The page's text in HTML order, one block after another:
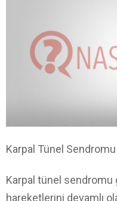
Karpal Tünel
Karpal tünel sendromu
hareketlerini devamlı